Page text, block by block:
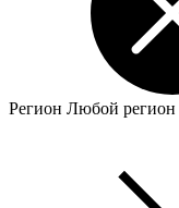
Регион Любой регион